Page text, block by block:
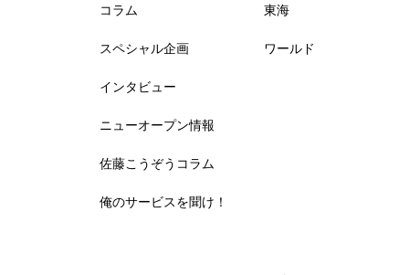
コラム
スペシャル企画
インタビュー
ニューオープン情報
佐藤こうぞうコラム
俺のサービスを聞け！
東海
ワールド